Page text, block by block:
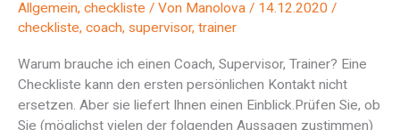
Allgemein, checkliste / Von Manolova / 14.12.2020 /
checkliste, coach, supervisor, trainer
Warum brauche ich einen Coach, Supervisor, Trainer? Eine
Checkliste kann den ersten persönlichen Kontakt nicht
ersetzen. Aber sie liefert Ihnen einen Einblick.Prüfen Sie, ob
Sie (möglichst vielen der folgenden Aussagen zustimmen)
Coach,
Supervisor,